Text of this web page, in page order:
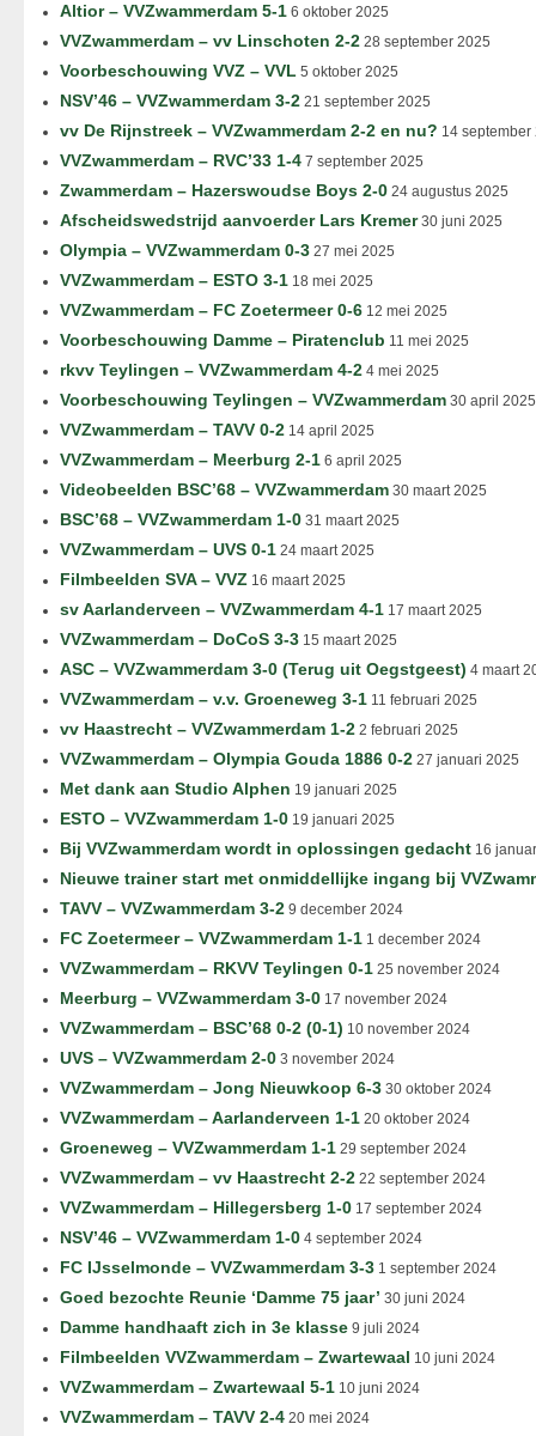
Altior – VVZwammerdam 5-1 6 oktober 2025
VVZwammerdam – vv Linschoten 2-2 28 september 2025
Voorbeschouwing VVZ – VVL 5 oktober 2025
NSV’46 – VVZwammerdam 3-2 21 september 2025
vv De Rijnstreek – VVZwammerdam 2-2 en nu? 14 september
VVZwammerdam – RVC’33 1-4 7 september 2025
Zwammerdam – Hazerswoudse Boys 2-0 24 augustus 2025
Afscheidswedstrijd aanvoerder Lars Kremer30 juni 2025
Olympia – VVZwammerdam 0-3 27 mei 2025
VVZwammerdam – ESTO 3-1 18 mei 2025
VVZwammerdam – FC Zoetermeer 0-6 12 mei 2025
Voorbeschouwing Damme – Piratenclub 11 mei 2025
rkvv Teylingen – VVZwammerdam 4-2 4 mei 2025
Voorbeschouwing Teylingen – VVZwammerdam 30 april 2025
VVZwammerdam – TAVV 0-2 14 april 2025
VVZwammerdam – Meerburg 2-1 6 april 2025
Videobeelden BSC’68 – VVZwammerdam 30 maart 2025
BSC’68 – VVZwammerdam 1-0 31 maart 2025
VVZwammerdam – UVS 0-1 24 maart 2025
Filmbeelden SVA – VVZ 16 maart 2025
sv Aarlanderveen – VVZwammerdam 4-1 17 maart 2025
VVZwammerdam – DoCoS 3-3 15 maart 2025
ASC – VVZwammerdam 3-0 (Terug uit Oegstgeest) 4 maart
VVZwammerdam – v.v. Groeneweg 3-1 11 februari 2025
vv Haastrecht – VVZwammerdam 1-2 2 februari 2025
VVZwammerdam – Olympia Gouda 1886 0-2 27 januari 2025
Met dank aan Studio Alphen 19 januari 2025
ESTO – VVZwammerdam 1-0 19 januari 2025
Bij VVZwammerdam wordt in oplossingen gedacht 16
Nieuwe trainer start met onmiddellijke ingang bij
TAVV – VVZwammerdam 3-2 9 december 2024
FC Zoetermeer – VVZwammerdam 1-1 1 december 2024
VVZwammerdam – RKVV Teylingen 0-1 25 november 2024
Meerburg – VVZwammerdam 3-0 17 november 2024
VVZwammerdam – BSC’68 0-2 (0-1) 10 november 2024
UVS – VVZwammerdam 2-0 3 november 2024
VVZwammerdam – Jong Nieuwkoop 6-3 30 oktober 2024
VVZwammerdam – Aarlanderveen 1-1 20 oktober 2024
Groeneweg – VVZwammerdam 1-1 29 september 2024
VVZwammerdam – vv Haastrecht 2-2 22 september 2024
VVZwammerdam – Hillegersberg 1-0 17 september 2024
NSV’46 – VVZwammerdam 1-0 4 september 2024
FC IJsselmonde – VVZwammerdam 3-3 1 september 2024
Goed bezochte Reunie ‘Damme 75 jaar’ 30 juni 2024
Damme handhaaft zich in 3e klasse 9 juli 2024
Filmbeelden VVZwammerdam – Zwartewaal 10 juni 2024
VVZwammerdam – Zwartewaal 5-1 10 juni 2024
VVZwammerdam – TAVV 2-4 20 mei 2024